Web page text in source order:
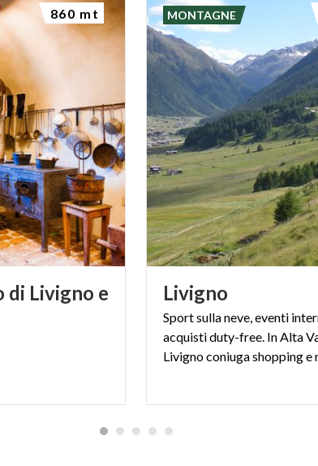
di Livigno e
860 mt
Livigno
Sport sulla neve, eventi
acquisti duty-free. In Alta
MONTAGNE